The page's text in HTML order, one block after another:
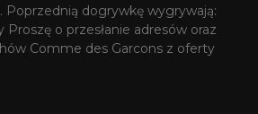
Poprzednią dogrywkę wygrywają:
Proszę o przesłanie adresów oraz
Comme des Garcons z oferty